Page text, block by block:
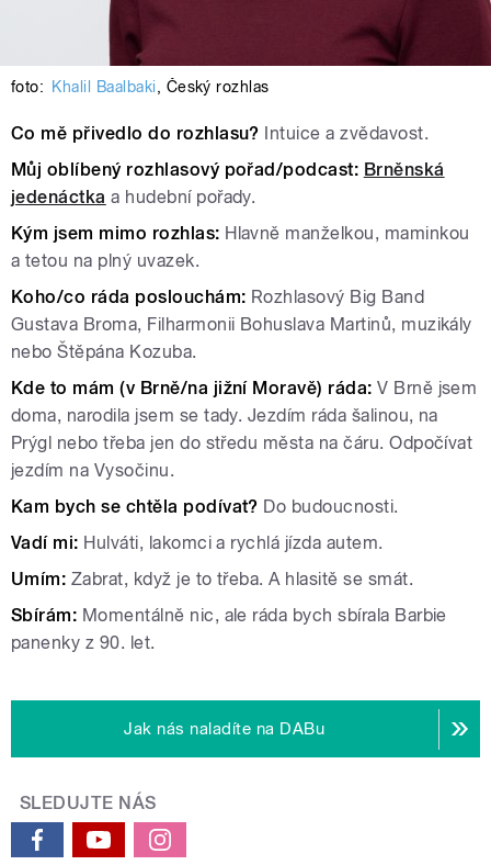
foto: Khalil Baalbaki, Český rozhlas
Co mě přivedlo do rozhlasu? Intuice a zvědavost.
Můj oblíbený rozhlasový pořad/podcast: Brněnská
jedenáctka a hudební pořady.
Kým jsem mimo rozhlas: Hlavně manželkou, maminkou
a tetou na plný uvazek.
Koho/co ráda poslouchám: Rozhlasový Big Band
Gustava Broma, Filharmonii Bohuslava Martinů, muzikály
nebo Štěpána Kozuba.
Kde to mám (v Brně/na jižní Moravě) ráda:V Brně jsem
doma, narodila jsem se tady. Jezdím ráda šalinou, na
Prýgl nebo třeba jen do středu města na čáru. Odpočívat
jezdím na Vysočinu.
Kam bych se chtěla podívat? Do budoucnosti.
Vadí mi: Hulváti, lakomci a rychlá jízda autem.
Umím: Zabrat, když je to třeba. A hlasitě se smát.
Sbírám: Momentálně nic, ale ráda bych sbírala Barbie
panenky z 90. let.
Jak nás naladíte na DABu
SLEDUJTE NÁS